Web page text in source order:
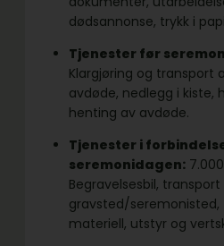
dødsannonse, trykk i
Tjenester før
Klargjøring og transport
avdøde, nedlegg i kiste,
henting av avdøde.
Tjenester i
seremonidagen:
Begravelsesbil, transport
gravsted/seremonisted,
materiell, utstyr og